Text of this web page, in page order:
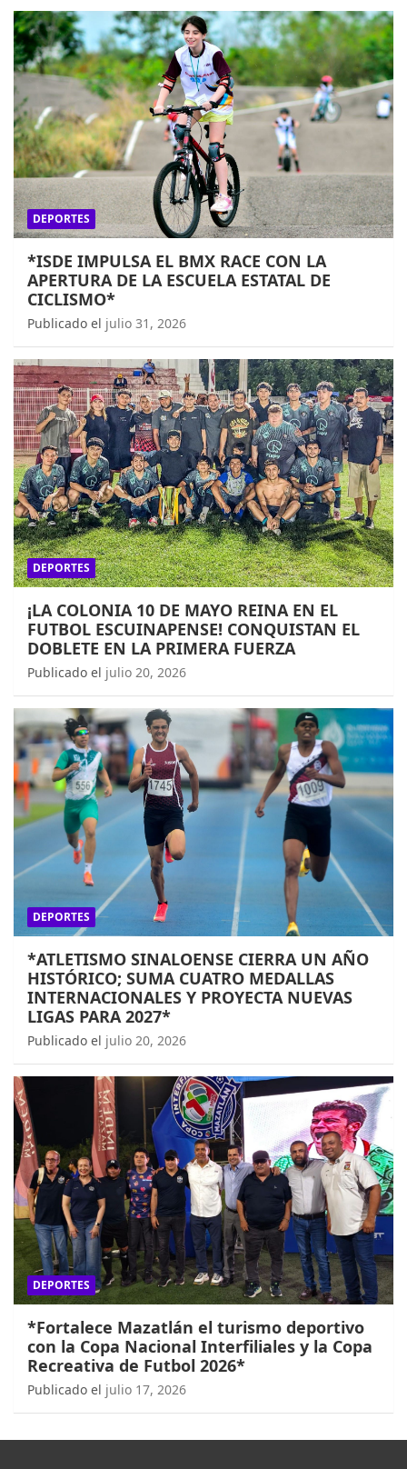
DEPORTES
*ISDE IMPULSA EL BMX RACE CON LA
APERTURA DE LA ESCUELA ESTATAL DE
CICLISMO*
Publicado el julio 31, 2026
DEPORTES
¡LA COLONIA 10 DE MAYO REINA EN EL
FUTBOL ESCUINAPENSE! CONQUISTAN EL
DOBLETE EN LA PRIMERA FUERZA
Publicado el julio 20, 2026
DEPORTES
*ATLETISMO SINALOENSE CIERRA UN AÑO
HISTÓRICO; SUMA CUATRO MEDALLAS
INTERNACIONALES Y PROYECTA NUEVAS
LIGAS PARA 2027*
Publicado el julio 20, 2026
DEPORTES
*Fortalece Mazatlán el turismo deportivo
con la Copa Nacional Interfiliales y la Copa
Recreativa de Futbol 2026*
Publicado el julio 17, 2026